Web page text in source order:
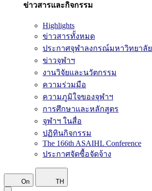
ข่าวสารและกิจกรรม
Highlights
ข่าวสารทั้งหมด
ประกาศจุฬาลงกรณ์มหาวิทยาลัย
ข่าวจุฬาฯ
งานวิจัยและนวัตกรรม
ความร่วมมือ
ความภูมิใจของจุฬาฯ
การศึกษาและหลักสูตร
จุฬาฯ ในสื่อ
ปฏิทินกิจกรรม
The 166th ASAIHL Conference
ประกาศจัดซื้อจัดจ้าง
On TH